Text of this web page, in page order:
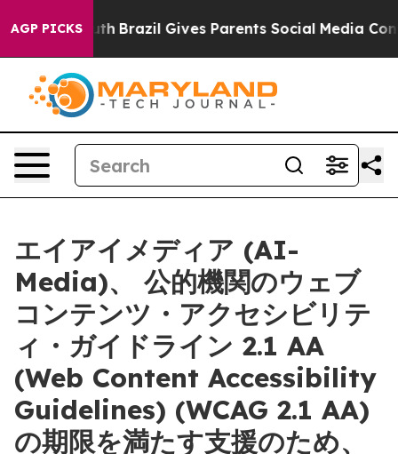
AGP PICKS
to Youth Brazil Gives Parents Social Media
エイアイメディア (AI-
Media)、 公的機関のウェブ
コンテンツ・アクセシビリテ
ィ・ガイドライン 2.1 AA
(Web Content Accessibility
Guidelines) (WCAG 2.1 AA)
の期限を満たす支援のため、